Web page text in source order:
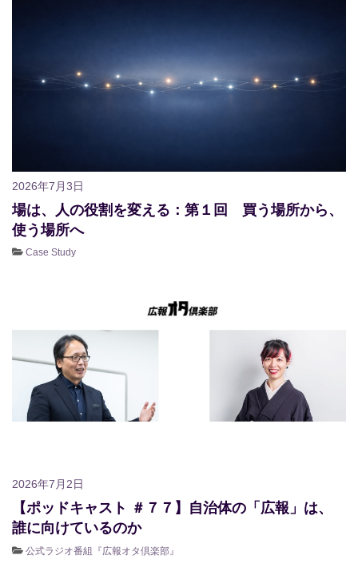
2026年7月3日
場は、人の役割を変える：第１回 買う場所から、
使う場所へ
Case Study
2026年7月2日
【ポッドキャスト ＃７７】自治体の「広報」は、
誰に向けているのか
公式ラジオ番組『広報オタ倶楽部』